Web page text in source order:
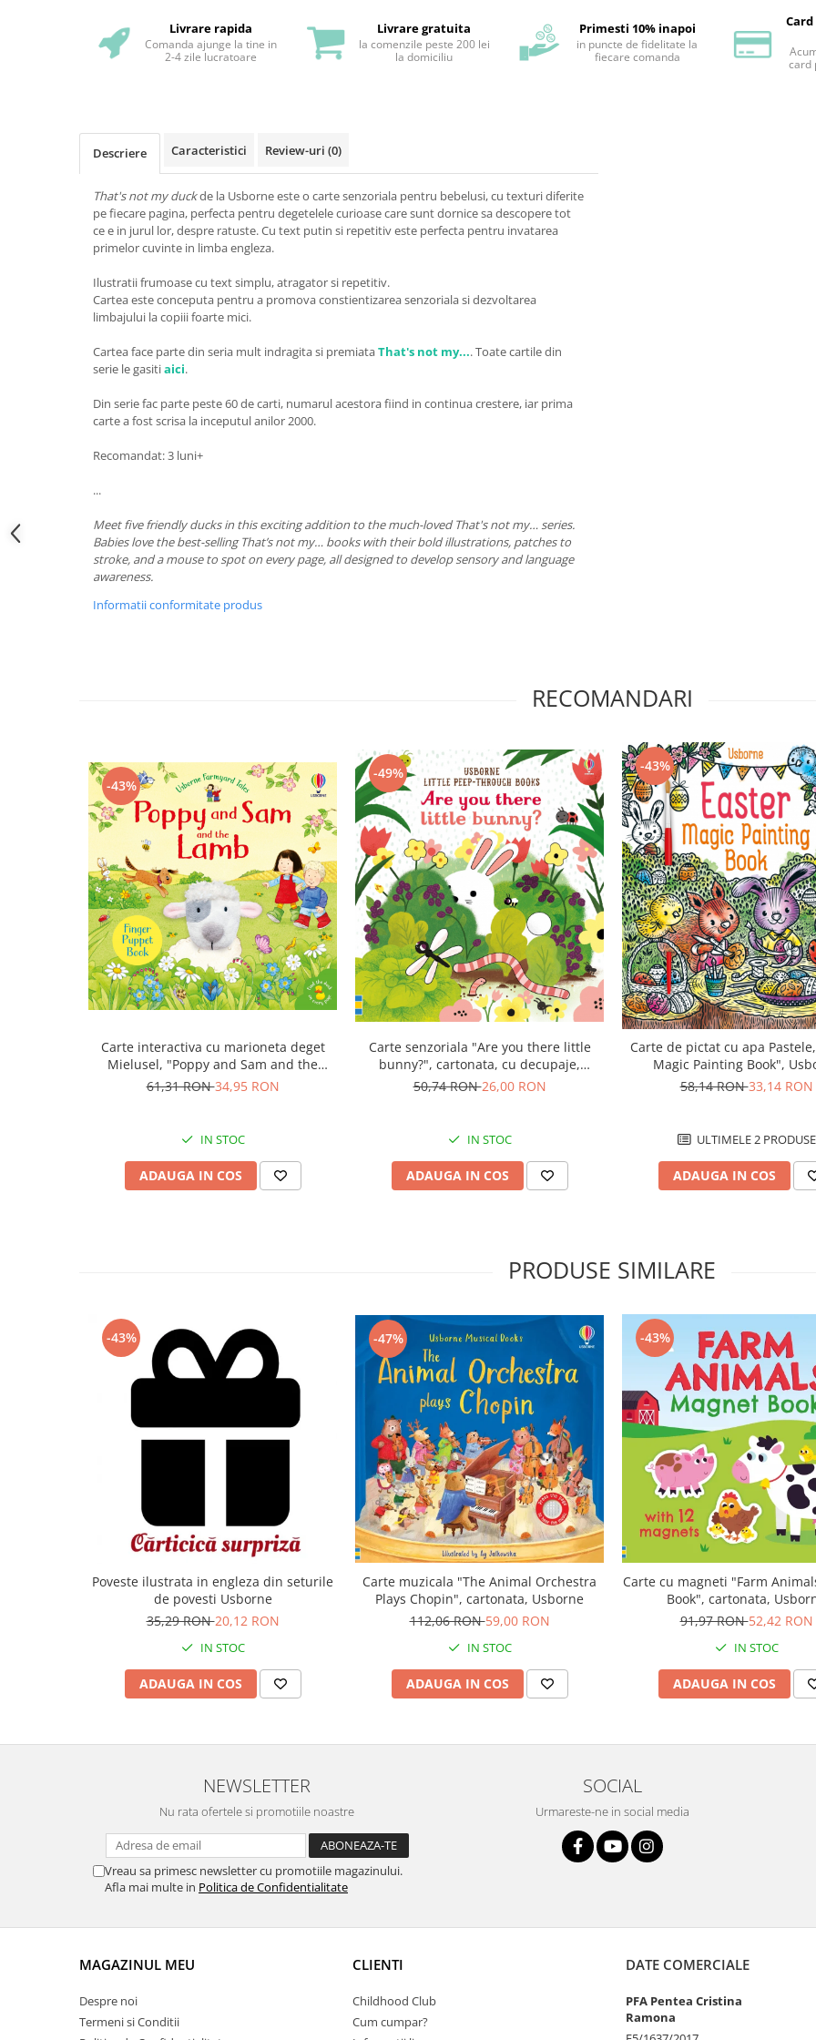
Livrare rapida
Comanda ajunge la tine in
2-4 zile lucratoare
Livrare gratuita
la comenzile peste 200 lei
la domiciliu
Primesti 10% inapoi
in puncte de fidelitate la
fiecare comanda
card
Descriere Caracteristici Review-uri (0)
That's not my duckde la Usborne este o carte senzoriala pentru bebelusi, cu texturi diferite
pe fiecare pagina, perfecta pentru degetelele curioase care sunt dornice sa descopere tot
ce e in jurul lor, despre ratuste. Cu text putin si repetitiv este perfecta pentru invatarea
primelor cuvinte in limba engleza.
Ilustratii frumoase cu text simplu, atragator si repetitiv.
Cartea este conceputa pentru a promova constientizarea senzoriala si dezvoltarea
limbajului la copiii foarte mici.
Cartea face parte din seria mult indragita si premiataThat's not my....Toate cartile din
serie le gasitiaici.
Din serie fac parte peste 60 de carti, numarul acestora fiind in continua crestere, iar prima
carte a fost scrisa la inceputul anilor 2000.
Recomandat: 3 luni+
...
Meet five friendly ducks in this exciting addition to the much-loved That's not my… series.
Babies love the best-selling That’s not my… books with their bold illustrations, patches to
stroke, and a mouse to spot on every page, all designed to develop sensory and language
awareness.
Informatii conformitate produs
RECOMANDARI
-43%
Carte interactiva cu marioneta deget
Mielusel, "Poppy and Sam and the
Lamb", Usborne
61,31 RON34,95 RON
IN STOC
ADAUGA IN COS
-49%
Carte senzoriala "Are you there little
bunny?", cartonata, cu decupaje,
Usborne
50,74 RON26,00 RON
IN STOC
ADAUGA IN COS
-43%
Carte de pictat cu apa
Magic Painting Book",
58,14 RON33,14 RON
ULTIMELE 2 PRODUSE
ADAUGA IN COS
PRODUSE SIMILARE
-43%
Poveste ilustrata in engleza din seturile
de povesti Usborne
35,29 RON20,12 RON
IN STOC
ADAUGA IN COS
-47%
Carte muzicala "The Animal Orchestra
Plays Chopin", cartonata, Usborne
112,06 RON59,00 RON
IN STOC
ADAUGA IN COS
-43%
Carte cu magneti "Farm
Book", cartonata,
91,97 RON52,42 RON
IN STOC
ADAUGA IN COS
NEWSLETTER
Nu rata ofertele si promotiile noastre
Vreau sa primesc newsletter cu promotiile magazinului.
Afla mai multe in Politica de Confidentialitate
SOCIAL
Urmareste-ne in social media
MAGAZINUL MEU
Despre noi
Termeni si Conditii
CLIENTI
Childhood Club
Cum cumpar?
DATE COMERCIALE
PFA Pentea Cristina
Ramona